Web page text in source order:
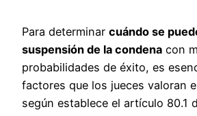
Para determinar cuándo se
suspensión de la condena con
probabilidades de éxito, es
factores que los jueces valoran
según establece el artículo 80.1